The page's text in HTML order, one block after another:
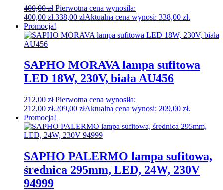
400,00zł Pierwotna cena wynosiła:
400,00 zł.338,00 złAktualna cena wynosi: 338,00 zł.
Promocja!
SAPHO MORAVA lampa sufitowa
LED 18W, 230V, biała AU456
212,00zł Pierwotna cena wynosiła:
212,00 zł.209,00 złAktualna cena wynosi: 209,00 zł.
Promocja!
SAPHO PALERMO lampa sufitowa,
średnica 295mm, LED, 24W, 230V
94999